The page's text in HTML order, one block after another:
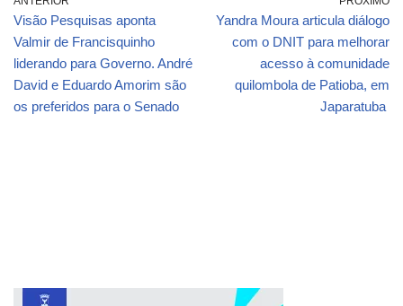
Visão Pesquisas aponta
Valmir de Francisquinho
liderando para Governo. André
David e Eduardo Amorim são
os preferidos para o Senado
Yandra Moura articula diálogo
com o DNIT para melhorar
acesso à comunidade
quilombola de Patioba, em
Japaratuba